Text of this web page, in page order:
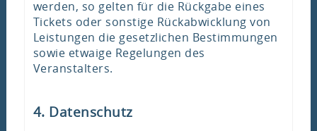
werden, so gelten für die Rückgabe eines
Tickets oder sonstige Rückabwicklung von
Leistungen die gesetzlichen Bestimmungen
sowie etwaige Regelungen des
Veranstalters.
4. Datenschutz